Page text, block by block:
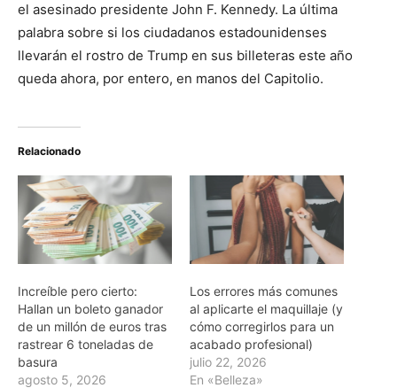
el asesinado presidente John F. Kennedy. La última
palabra sobre si los ciudadanos estadounidenses
llevarán el rostro de Trump en sus billeteras este año
queda ahora, por entero, en manos del Capitolio.
Relacionado
Increíble pero cierto:
Hallan un boleto ganador
de un millón de euros tras
rastrear 6 toneladas de
basura
agosto 5, 2026
Los errores más comunes
al aplicarte el maquillaje (y
cómo corregirlos para un
acabado profesional)
julio 22, 2026
En «Belleza»